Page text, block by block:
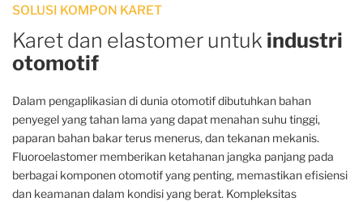
SOLUSI KOMPON KARET
Karet dan elastomer untuk industri
otomotif
Dalam pengaplikasian di dunia otomotif dibutuhkan bahan
penyegel yang tahan lama yang dapat menahan suhu tinggi,
paparan bahan bakar terus menerus, dan tekanan mekanis.
Fluoroelastomer memberikan ketahanan jangka panjang pada
berbagai komponen otomotif yang penting, memastikan efisiensi
dan keamanan dalam kondisi yang berat. Kompleksitas